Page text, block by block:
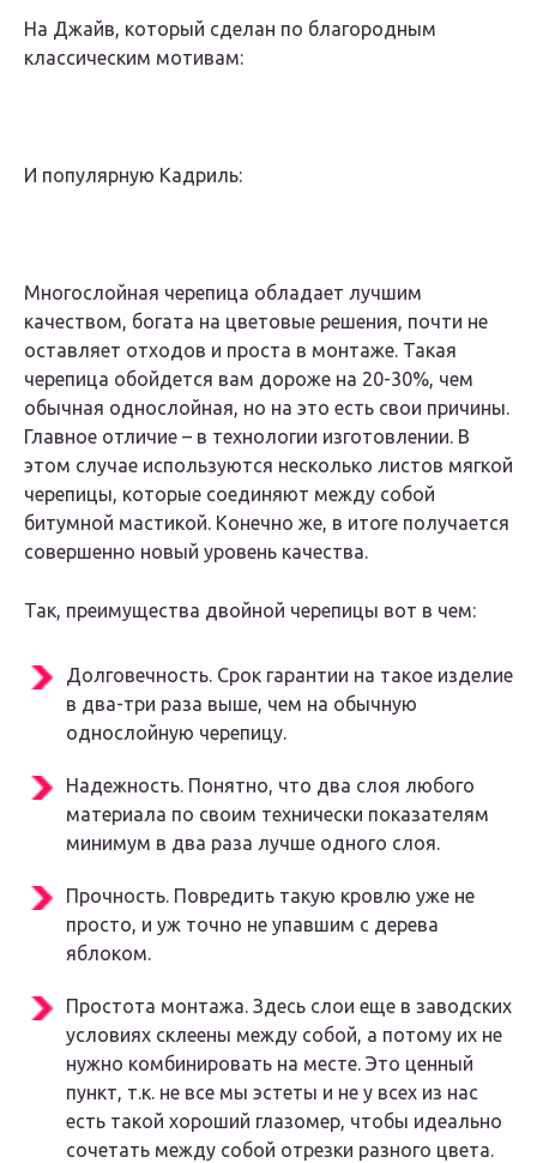
На Джайв, который сделан по благородным
классическим мотивам:
И популярную Кадриль:
Многослойная черепица обладает лучшим
качеством, богата на цветовые решения, почти не
оставляет отходов и проста в монтаже. Такая
черепица обойдется вам дороже на 20-30%, чем
обычная однослойная, но на это есть свои причины.
Главное отличие – в технологии изготовлении. В
этом случае используются несколько листов мягкой
черепицы, которые соединяют между собой
битумной мастикой. Конечно же, в итоге получается
совершенно новый уровень качества.
Так, преимущества двойной черепицы вот в чем:
Долговечность. Срок гарантии на такое изделие
в два-три раза выше, чем на обычную
однослойную черепицу.
Надежность. Понятно, что два слоя любого
материала по своим технически показателям
минимум в два раза лучше одного слоя.
Прочность. Повредить такую кровлю уже не
просто, и уж точно не упавшим с дерева
яблоком.
Простота монтажа. Здесь слои еще в заводских
условиях склеены между собой, а потому их не
нужно комбинировать на месте. Это ценный
пункт, т.к. не все мы эстеты и не у всех из нас
есть такой хороший глазомер, чтобы идеально
сочетать между собой отрезки разного цвета.